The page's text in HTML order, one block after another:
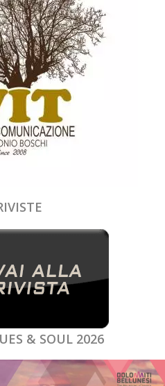
& SOUL 2026